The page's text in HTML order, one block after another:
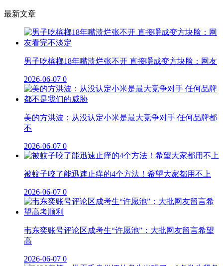
最新文章
男子吃槟榔18年嘴溃烂张不开 直接嚼成变方块脸：网友
2026-06-07 0
美的方洪波：从没认定小米是最大竞争对手 任何品牌都
不
2026-06-07 0
被蚊子咬了能迅速止痒的4个方法！希望大家都用不上
2026-06-07 0
韦东奕账号评论区成考生“许愿池”：大批网友留言希望
高
2026-06-07 0